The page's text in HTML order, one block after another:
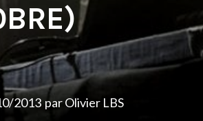
2013 parOlivier LBS